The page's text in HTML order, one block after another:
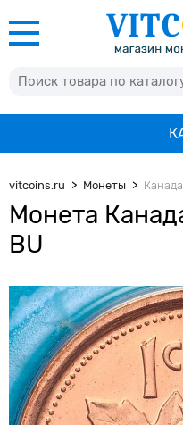
vitcoins.ru Монеты Канада
Монета
BU